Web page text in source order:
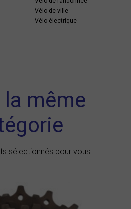
Vélo de ville
Vélo électrique
la même
sélectionnés pour vous